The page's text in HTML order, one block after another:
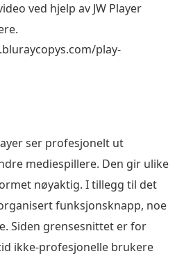
ved hjelp av JW Player
play-
ser profesjonelt ut
mediespillere. Den gir ulike
nøyaktig. I tillegg til det
funksjonsknapp, noe
Siden grensesnittet er for
ikke-profesjonelle brukere